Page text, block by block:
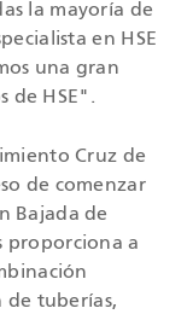
la mayoría de
en HSE
una gran
de HSE".
Cruz de
de comenzar
Bajada de
proporciona a
de tuberías,